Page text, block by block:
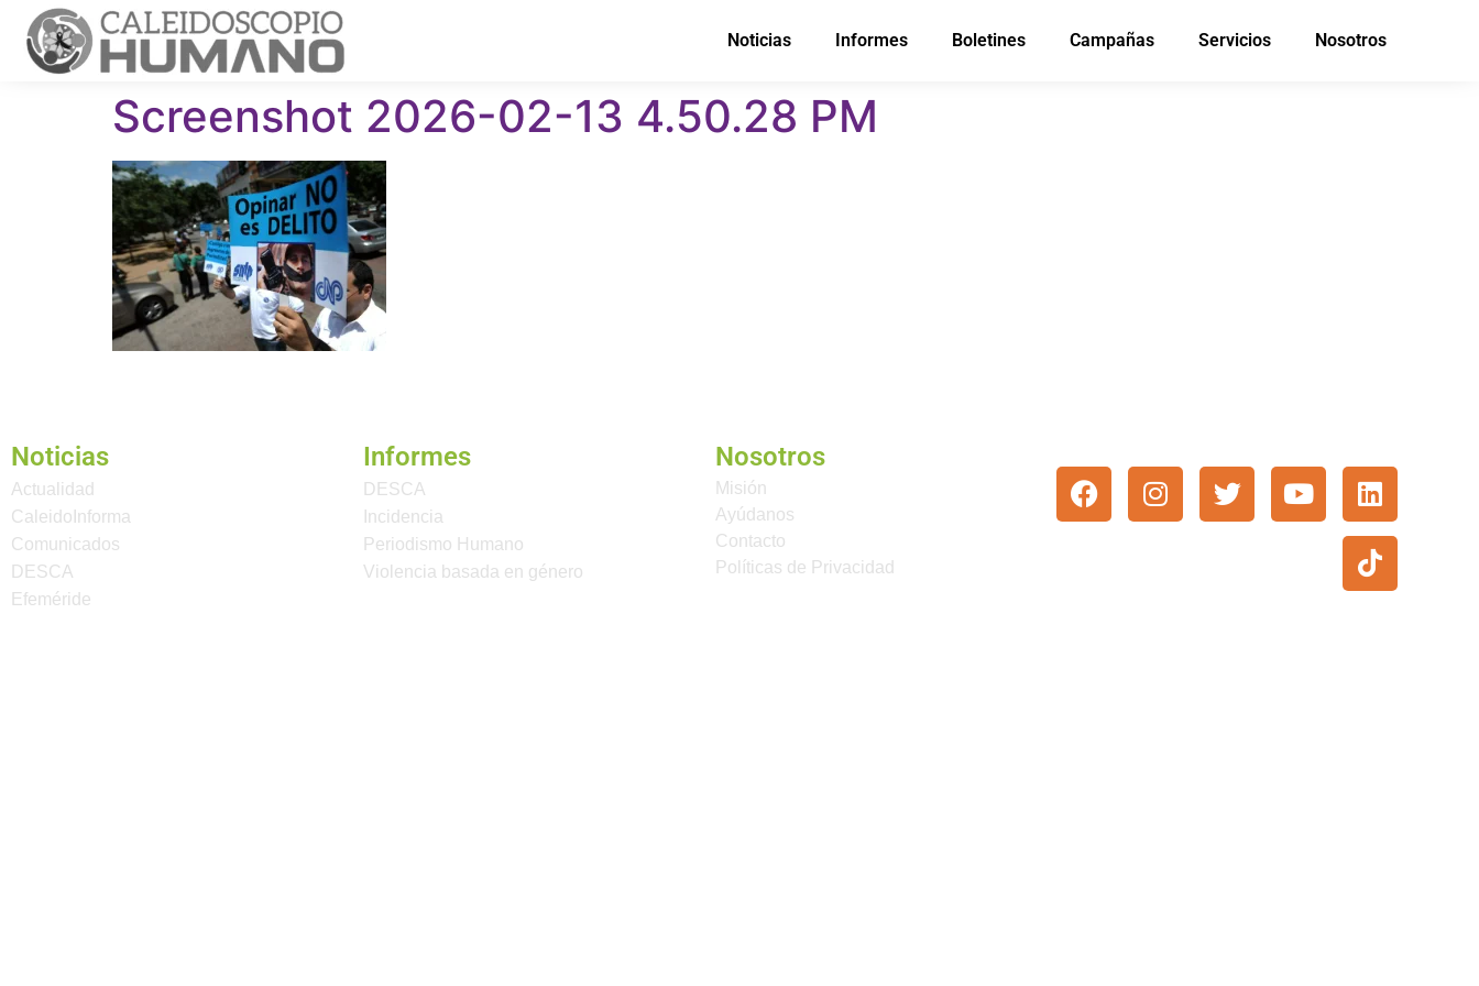
Noticias Informes Boletines Campañas Servicios Nosotros
Screenshot 2026-02-13 4.50.28 PM
Noticias
Actualidad
CaleidoInforma
Comunicados
DESCA
Efeméride
Informes
DESCA
Incidencia
Periodismo Humano
Violencia basada en género
Nosotros
Misión
Ayúdanos
Contacto
Políticas de Privacidad